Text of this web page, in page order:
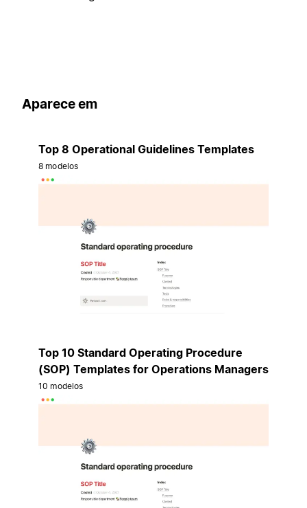
Aparece em
Top 8 Operational Guidelines Templates
8 modelos
Top 10 Standard Operating Procedure
(SOP) Templates for Operations Managers
10 modelos